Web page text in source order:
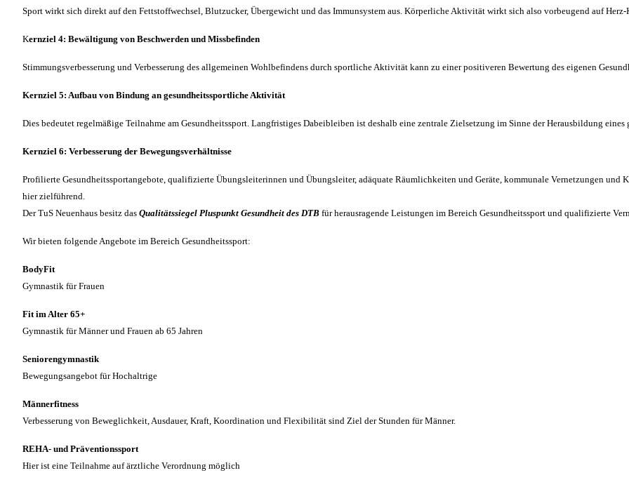
Sport wirkt sich direkt auf den Fettstoffwechsel, Blutzucker, Übergewicht und das Immunsystem aus. Körperliche Aktivität wirkt sich also vorbeugend auf Herz-
Kernziel 4: Bewältigung von Beschwerden und Missbefinden
Stimmungsverbesserung und Verbesserung des allgemeinen Wohlbefindens durch sportliche Aktivität kann zu einer positiveren Bewertung des eigenen
Kernziel 5: Aufbau von Bindung an gesundheitssportliche Aktivität
Dies bedeutet regelmäßige Teilnahme am Gesundheitssport. Langfristiges Dabeibleiben ist deshalb eine zentrale Zielsetzung im Sinne der Herausbildung eines
Kernziel 6: Verbesserung der Bewegungsverhältnisse
Profilierte Gesundheitssportangebote, qualifizierte Übungsleiterinnen und Übungsleiter, adäquate Räumlichkeiten und Geräte, kommunale Vernetzungen
hier zielführend.
Der TuS Neuenhaus besitz das Qualitätssiegel Pluspunkt Gesundheit des DTB für herausragende Leistungen im Bereich Gesundheitssport und qualifizierte
Wir bieten folgende Angebote im Bereich Gesundheitssport:
BodyFit
Gymnastik für Frauen
Fit im Alter 65+
Gymnastik für Männer und Frauen ab 65 Jahren
Seniorengymnastik
Bewegungsangebot für Hochaltrige
Männerfitness
Verbesserung von Beweglichkeit, Ausdauer, Kraft, Koordination und Flexibilität sind Ziel der Stunden für Männer.
REHA- und Präventionssport
Hier ist eine Teilnahme auf ärztliche Verordnung möglich